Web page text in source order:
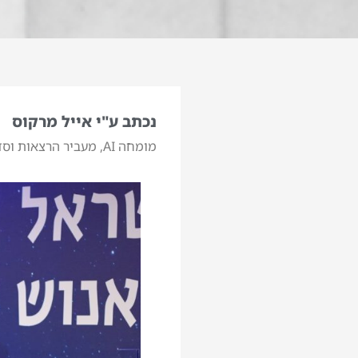
נכתב ע"י אייל מרקוס
מומחה AI, מעביר הרצאות וסדנאות בינה מלאכותית. המרצה המוביל בישראל לבינה מלאכותית.